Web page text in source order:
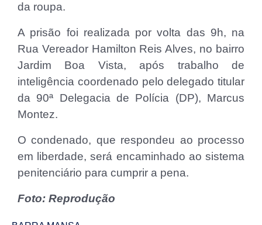
da roupa.
A prisão foi realizada por volta das 9h, na
Rua Vereador Hamilton Reis Alves, no bairro
Jardim Boa Vista, após trabalho de
inteligência coordenado pelo delegado titular
da 90ª Delegacia de Polícia (DP), Marcus
Montez.
O condenado, que respondeu ao processo
em liberdade, será encaminhado ao sistema
penitenciário para cumprir a pena.
Foto: Reprodução